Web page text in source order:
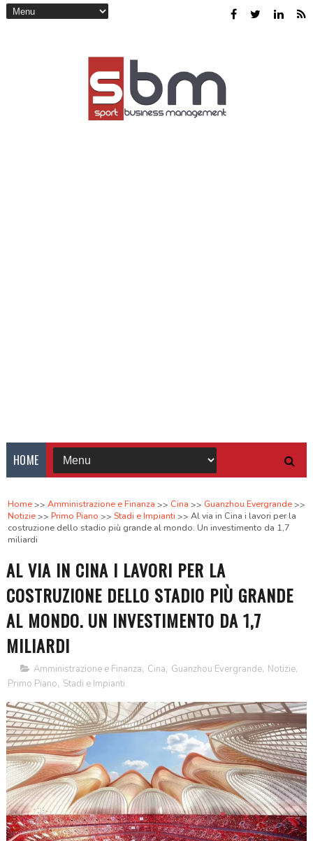
HOME
Home Amministrazione e Finanza Cina
Guanzhou Evergrande
Notizie
Primo Piano Stadi e Impianti
Al via in Cina i lavori per la
costruzione dello stadio più grande al mondo. Un investimento da 1,7
miliardi
AL VIA IN CINA I LAVORI PER LA
COSTRUZIONE DELLO STADIO PIÙ GRANDE
AL MONDO. UN INVESTIMENTO DA 1,7
MILIARDI
Amministrazione e Finanza, Cina, Guanzhou Evergrande, Notizie,
Primo Piano, Stadi e Impianti